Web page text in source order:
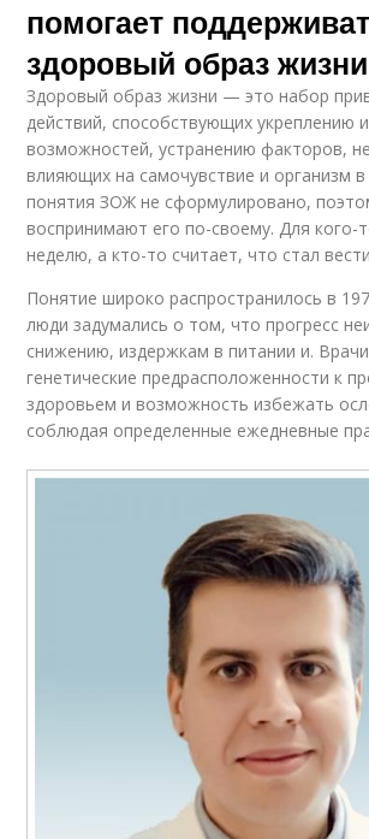
помогает
здоровый образ жизни
Здоровый образ жизни — это набор
действий, способствующих укреплению
возможностей, устранению факторов,
влияющих на самочувствие и организм
понятия ЗОЖ не сформулировано,
воспринимают его по-своему. Для кого-
неделю, а кто-то считает, что стал
Понятие широко распространилось в
люди задумались о том, что прогресс
снижению, издержкам в питании и.
генетические предрасположенности к
здоровьем и возможность избежать
соблюдая определенные ежедневные